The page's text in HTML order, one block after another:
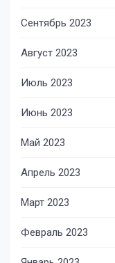
Сентябрь 2023
Август 2023
Июль 2023
Июнь 2023
Май 2023
Апрель 2023
Март 2023
Февраль 2023